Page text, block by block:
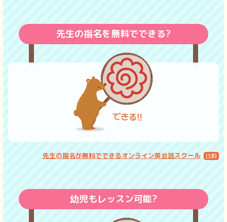
先生の指名を無料でできる?
先生の指名が無料でできるオンライン英会話スクール
幼児もレッスン可能?